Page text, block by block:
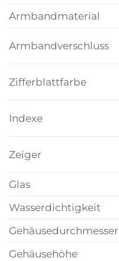
Armbandmaterial
Armbandverschluss
Zifferblattfarbe
Indexe
Zeiger
Glas
Wasserdichtigkeit
Gehäusedurchmesser
Gehäusehöhe